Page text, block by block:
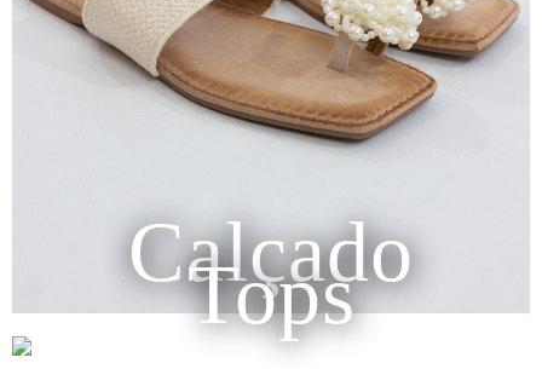
Calçado
Tops